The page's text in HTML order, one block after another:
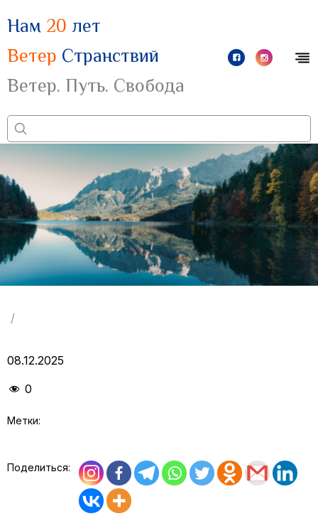
Нам 20 лет
Ветер Странствий
Ветер. Путь. Свобода
/
08.12.2025
0
Метки:
Поделиться: